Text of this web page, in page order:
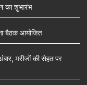
का शुभारंभ
बैठक आयोजित
मरीजों की सेहत पर